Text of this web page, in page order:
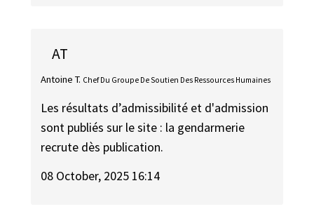
AT
Antoine T. Chef Du Groupe De Soutien Des Ressources Humaines
Les résultats d’admissibilité et d'admission
sont publiés sur le site : la gendarmerie
recrute dès publication.
08 October, 2025 16:14